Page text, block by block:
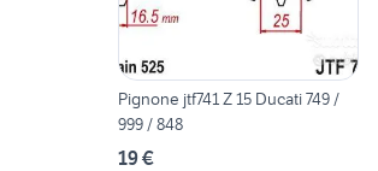
Pignone jtf741 Z 15 Ducati 749 /
999 / 848
19 €